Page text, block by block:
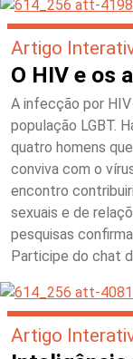
Artigo
O HIV e os
A infecção por
população LGBT.
quatro homens
conviva com o
encontro
sexuais e de
pesquisas
Participe do chat
Artigo